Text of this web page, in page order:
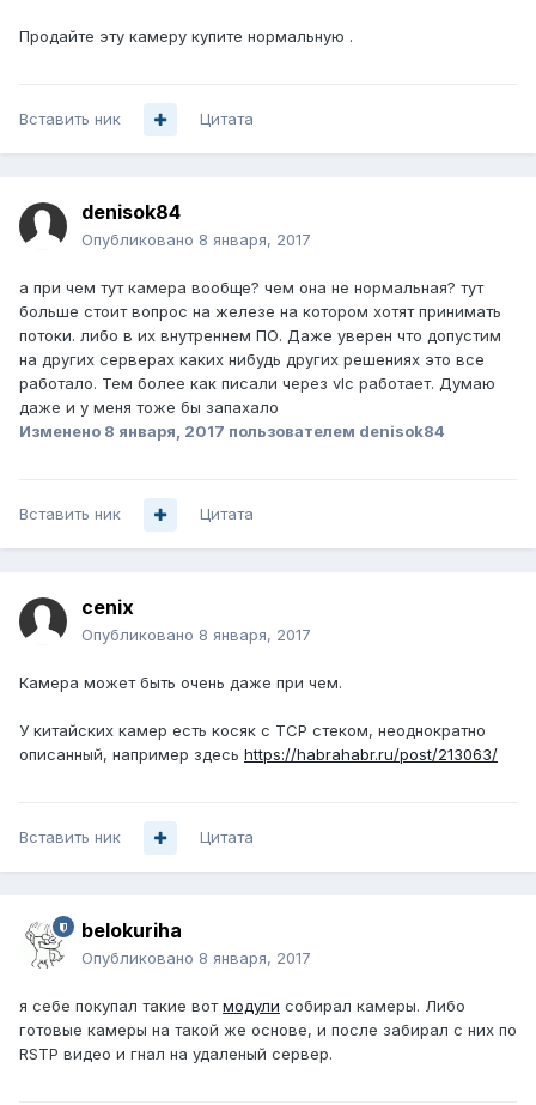
Продайте эту камеру купите нормальную .
Вставить ник Цитата
denisok84
Опубликовано 8 января, 2017
а при чем тут камера вообще? чем она не нормальная? тут
больше стоит вопрос на железе на котором хотят принимать
потоки. либо в их внутреннем ПО. Даже уверен что допустим
на других серверах каких нибудь других решениях это все
работало. Тем более как писали через vlc работает. Думаю
даже и у меня тоже бы запахало
Изменено 8 января, 2017 пользователем denisok84
Вставить ник Цитата
cenix
Опубликовано 8 января, 2017
Камера может быть очень даже при чем.
У китайских камер есть косяк c TCP стеком, неоднократно
описанный, например здесь https://habrahabr.ru/post/213063/
Вставить ник Цитата
belokuriha
Опубликовано 8 января, 2017
я себе покупал такие вотмодули собирал камеры. Либо
готовые камеры на такой же основе, и после забирал с них по
RSTP видео и гнал на удаленый сервер.